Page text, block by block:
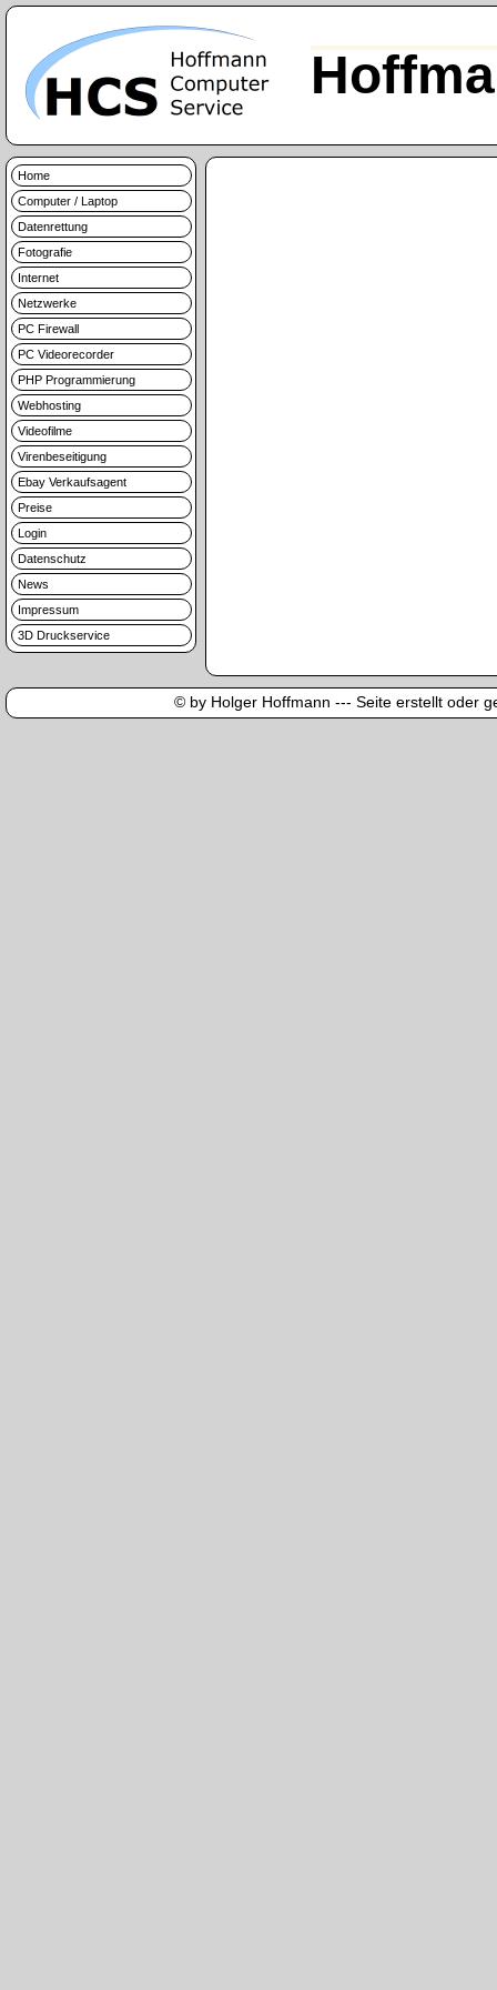
Home
Computer / Laptop
Datenrettung
Fotografie
Internet
Netzwerke
PC Firewall
PC Videorecorder
PHP Programmierung
Webhosting
Videofilme
Virenbeseitigung
Ebay Verkaufsagent
Preise
Login
Datenschutz
News
Impressum
3D Druckservice
© by Holger Hoffmann --- Seite erstellt oder